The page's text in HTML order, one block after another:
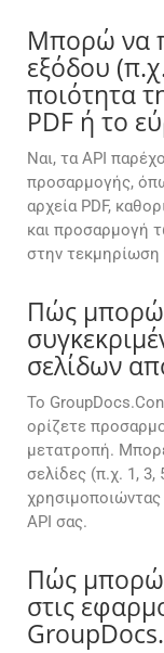
Μπορώ να
εξόδου
ποιότητα
PDF ή το
Ναι, τα API
προσαρμογής,
αρχεία PDF,
και προσαρμογή
στην τεκμηρίωση
Πώς μπορώ
σελίδων
Το
ορίζετε
μετατροπή.
σελίδες (π.χ. 1,
API σας.
Πώς
στις